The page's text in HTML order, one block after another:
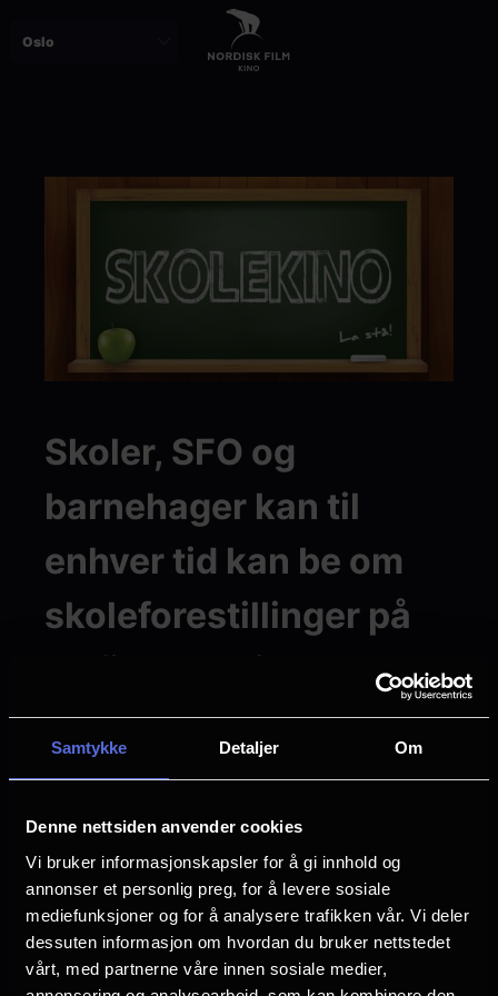
Samtykke Detaljer Om
Denne nettsiden anvender cookies
Vi bruker informasjonskapsler for å gi innhold og
annonser et personlig preg, for å levere sosiale
mediefunksjoner og for å analysere trafikken vår. Vi deler
dessuten informasjon om hvordan du bruker nettstedet
vårt, med partnerne våre innen sosiale medier,
Skoler, SFO og
barnehager kan til
enhver tid kan be om
skoleforestillinger på
de filmene kinoen har
på repertoaret.
ønsker, må det være grupper på minst 50
personer. Ved å kontakte kinoen god tid
på forhånd kan vi vurdere å sette opp
filmen med tilbud til også andre skoler.
Ta gjerne kontakt, så finner vi gjerne